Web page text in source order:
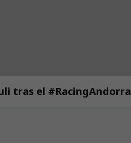
tras el #RacingAndorra